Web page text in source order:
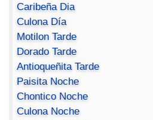
Caribeña Dia
Culona Día
Motilon Tarde
Dorado Tarde
Antioqueñita Tarde
Paisita Noche
Chontico Noche
Culona Noche